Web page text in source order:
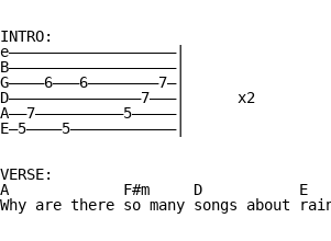
INTRO:
e———————————————————|
B———————————————————|
G————6———6————————7—|
D———————————————7———|      x2
A——7——————————5—————|
E—5————5————————————|
VERSE:
A             F#m     D           E
Why are there so many songs about